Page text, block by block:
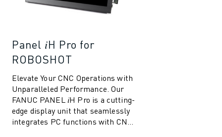
Panel 𝑖H Pro for
ROBOSHOT
Elevate Your CNC Operations with
Unparalleled Performance. Our
FANUC PANEL 𝑖H Pro is a cutting-
edge display unit that seamlessly
integrates PC functions with CNC